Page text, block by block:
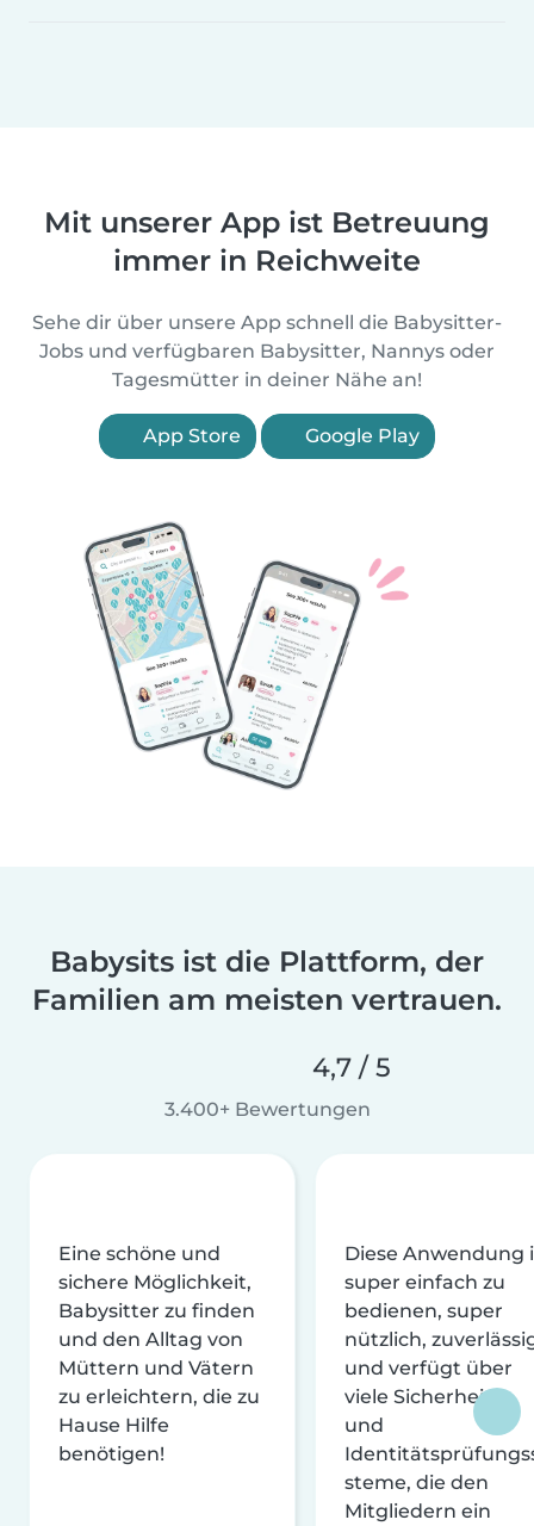
Mit unserer App ist Betreuung
immer in Reichweite
Sehe dir über unsere App schnell die Babysitter-
Jobs und verfügbaren Babysitter, Nannys oder
Tagesmütter in deiner Nähe an!
App Store Google Play
Babysits ist die Plattform, der
Familien am meisten vertrauen.
4,7 / 5
3.400+ Bewertungen
Eine schöne und
sichere Möglichkeit,
Babysitter zu finden
und den Alltag von
Müttern und Vätern
zu erleichtern, die zu
Hause Hilfe
benötigen!
Diese Anwendung
super einfach zu
bedienen, super
nützlich,
und verfügt über
viele Sicherheits-
und
steme, die den
Mitgliedern ein